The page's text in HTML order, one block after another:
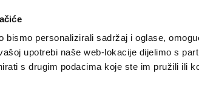
bismo personalizirali sadržaj i oglase,
upotrebi naše web-lokacije dijelimo s
s drugim podacima koje ste im pružili ili
plastična klipsa; ergonomski, gumirani